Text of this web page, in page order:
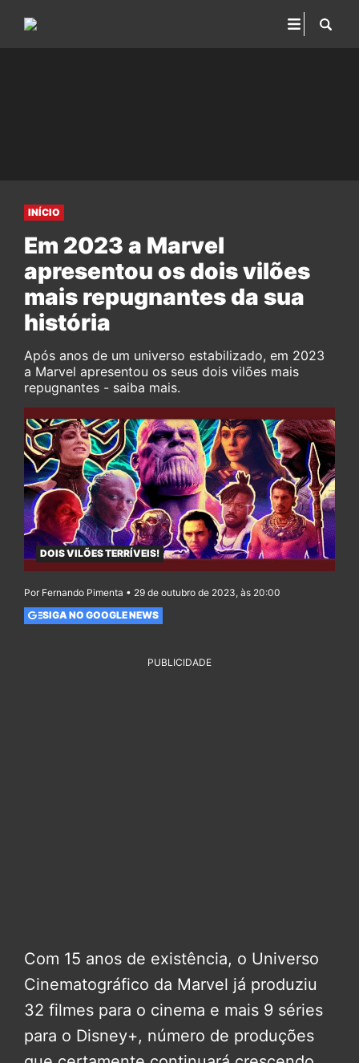
INÍCIO
Em 2023 a Marvel
apresentou os dois vilões
mais repugnantes da sua
história
Após anos de um universo estabilizado, em 2023
a Marvel apresentou os seus dois vilões mais
repugnantes - saiba mais.
DOIS VILÕES TERRÍVEIS!
Por Fernando Pimenta • 29 de outubro de 2023, às 20:00
SIGA NO GOOGLE NEWS
PUBLICIDADE
Com 15 anos de existência, o Universo
Cinematográfico da Marvel já produziu
32 filmes para o cinema e mais 9 séries
para o Disney+, número de produções